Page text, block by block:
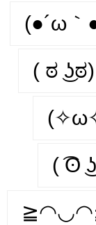
(●´ω｀
( ಠ ͜ʖಠ)
( ͡ʘ